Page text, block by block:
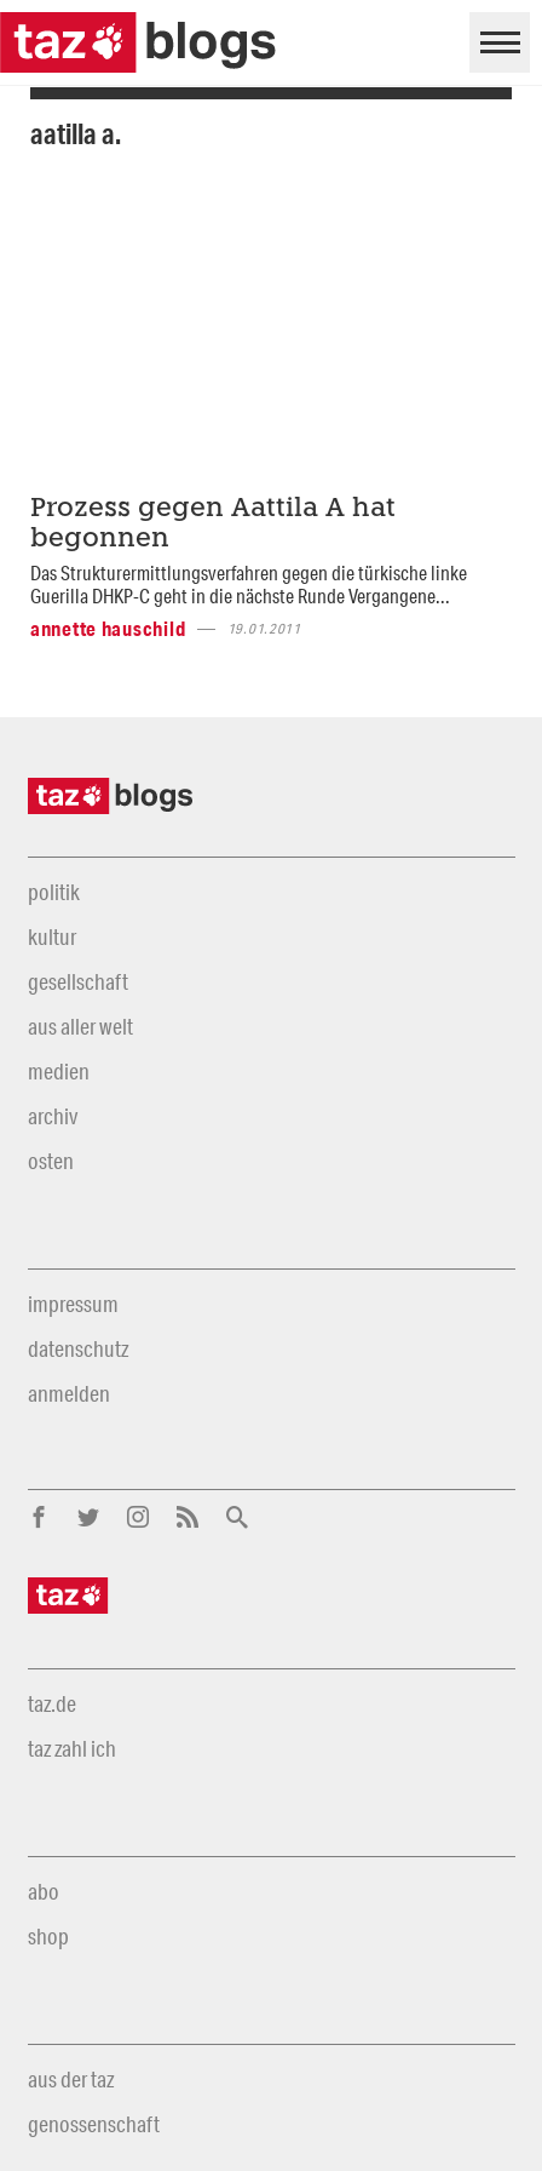
aatilla a.
Prozess gegen Aattila A hat
begonnen
Das Strukturermittlungsverfahren gegen die türkische linke
Guerilla DHKP-C geht in die nächste Runde Vergangene...
annette hauschild
19.01.2011
politik
kultur
gesellschaft
aus aller welt
medien
archiv
osten
impressum
datenschutz
anmelden
taz.de
taz zahl ich
abo
shop
aus der taz
genossenschaft